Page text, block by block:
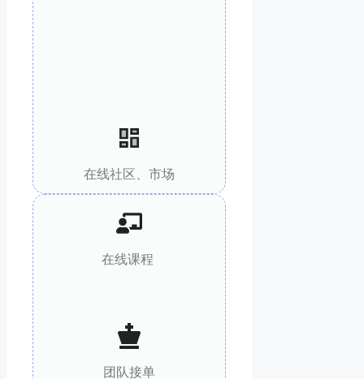
在线社区、市场
在线课程
团队接单